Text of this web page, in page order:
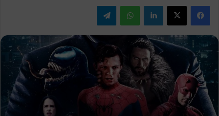
فیس بوک X لینکدین واتس آپ تلگرام